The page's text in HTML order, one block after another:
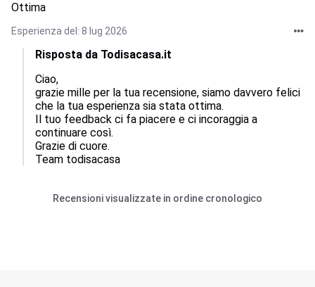
Ottima
Esperienza del: 8 lug 2026
Risposta da Todisacasa.it
Ciao,
grazie mille per la tua recensione, siamo davvero felici
che la tua esperienza sia stata ottima.
Il tuo feedback ci fa piacere e ci incoraggia a
continuare così.
Grazie di cuore.
Team todisacasa
Recensioni visualizzate in ordine cronologico